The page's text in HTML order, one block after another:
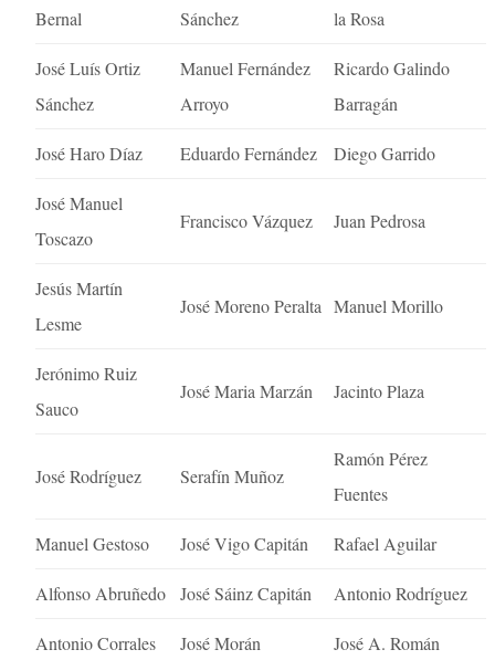
Bernal
Sánchez
la Rosa
José Luís Ortiz
Sánchez
Manuel Fernández
Arroyo
Ricardo Galindo
Barragán
José Haro Díaz Eduardo Fernández Diego Garrido
José Manuel
Toscazo
Francisco Vázquez Juan Pedrosa
Jesús Martín
Lesme
José Moreno Peralta Manuel Morillo
Jerónimo Ruiz
Sauco
José Maria Marzán Jacinto Plaza
José Rodríguez Serafín Muñoz
Ramón Pérez
Fuentes
Manuel Gestoso José Vigo Capitán Rafael Aguilar
Alfonso Abruñedo José Sáinz Capitán Antonio Rodríguez
Antonio Corrales José Morán José A. Román